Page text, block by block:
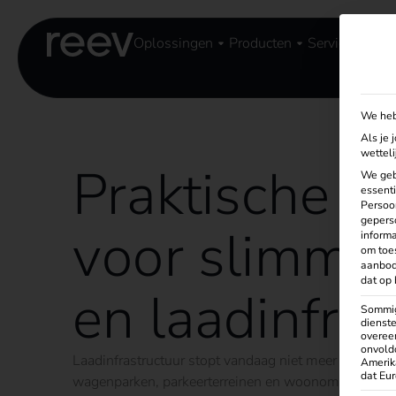
Oplossingen Producten Services
Praktische
voor
en
Laadinfrastructuur stopt vandaag niet meer bij het
wagenparken, parkeerterreinen en
We
Als je
We
om
dat op
dat